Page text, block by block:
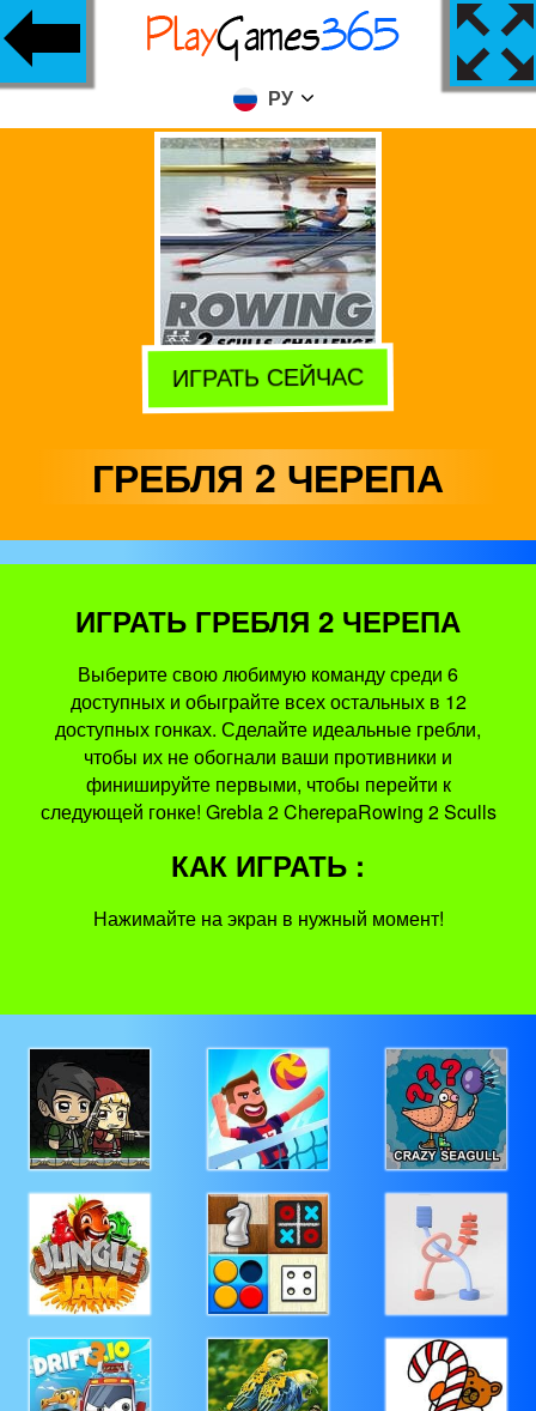
РУ
ИГРАТЬ СЕЙЧАС
ГРЕБЛЯ 2 ЧЕРЕПА
ИГРАТЬ ГРЕБЛЯ 2 ЧЕРЕПА
Выберите свою любимую команду среди 6
доступных и обыграйте всех остальных в 12
доступных гонках. Сделайте идеальные гребли,
чтобы их не обогнали ваши противники и
финишируйте первыми, чтобы перейти к
следующей гонке! Grebla 2 CherepaRowing 2 Sculls
КАК ИГРАТЬ :
Нажимайте на экран в нужный момент!